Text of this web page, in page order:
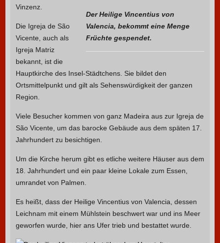
Der Heilige Vincentius von
Valencia, bekommt eine Menge
Früchte gespendet.
Vinzenz.
Die Igreja de São
Vicente, auch als
Igreja Matriz
bekannt, ist die
Hauptkirche des Insel-Städtchens. Sie bildet den
Ortsmittelpunkt und gilt als Sehenswürdigkeit der ganzen
Region.
Viele Besucher kommen von ganz Madeira aus zur Igreja de
São Vicente, um das barocke Gebäude aus dem späten 17.
Jahrhundert zu besichtigen.
Um die Kirche herum gibt es etliche weitere Häuser aus dem
18. Jahrhundert und ein paar kleine Lokale zum Essen,
umrandet von Palmen.
Es heißt, dass der Heilige Vincentius von Valencia, dessen
Leichnam mit einem Mühlstein beschwert war und ins Meer
geworfen wurde, hier ans Ufer trieb und bestattet wurde.